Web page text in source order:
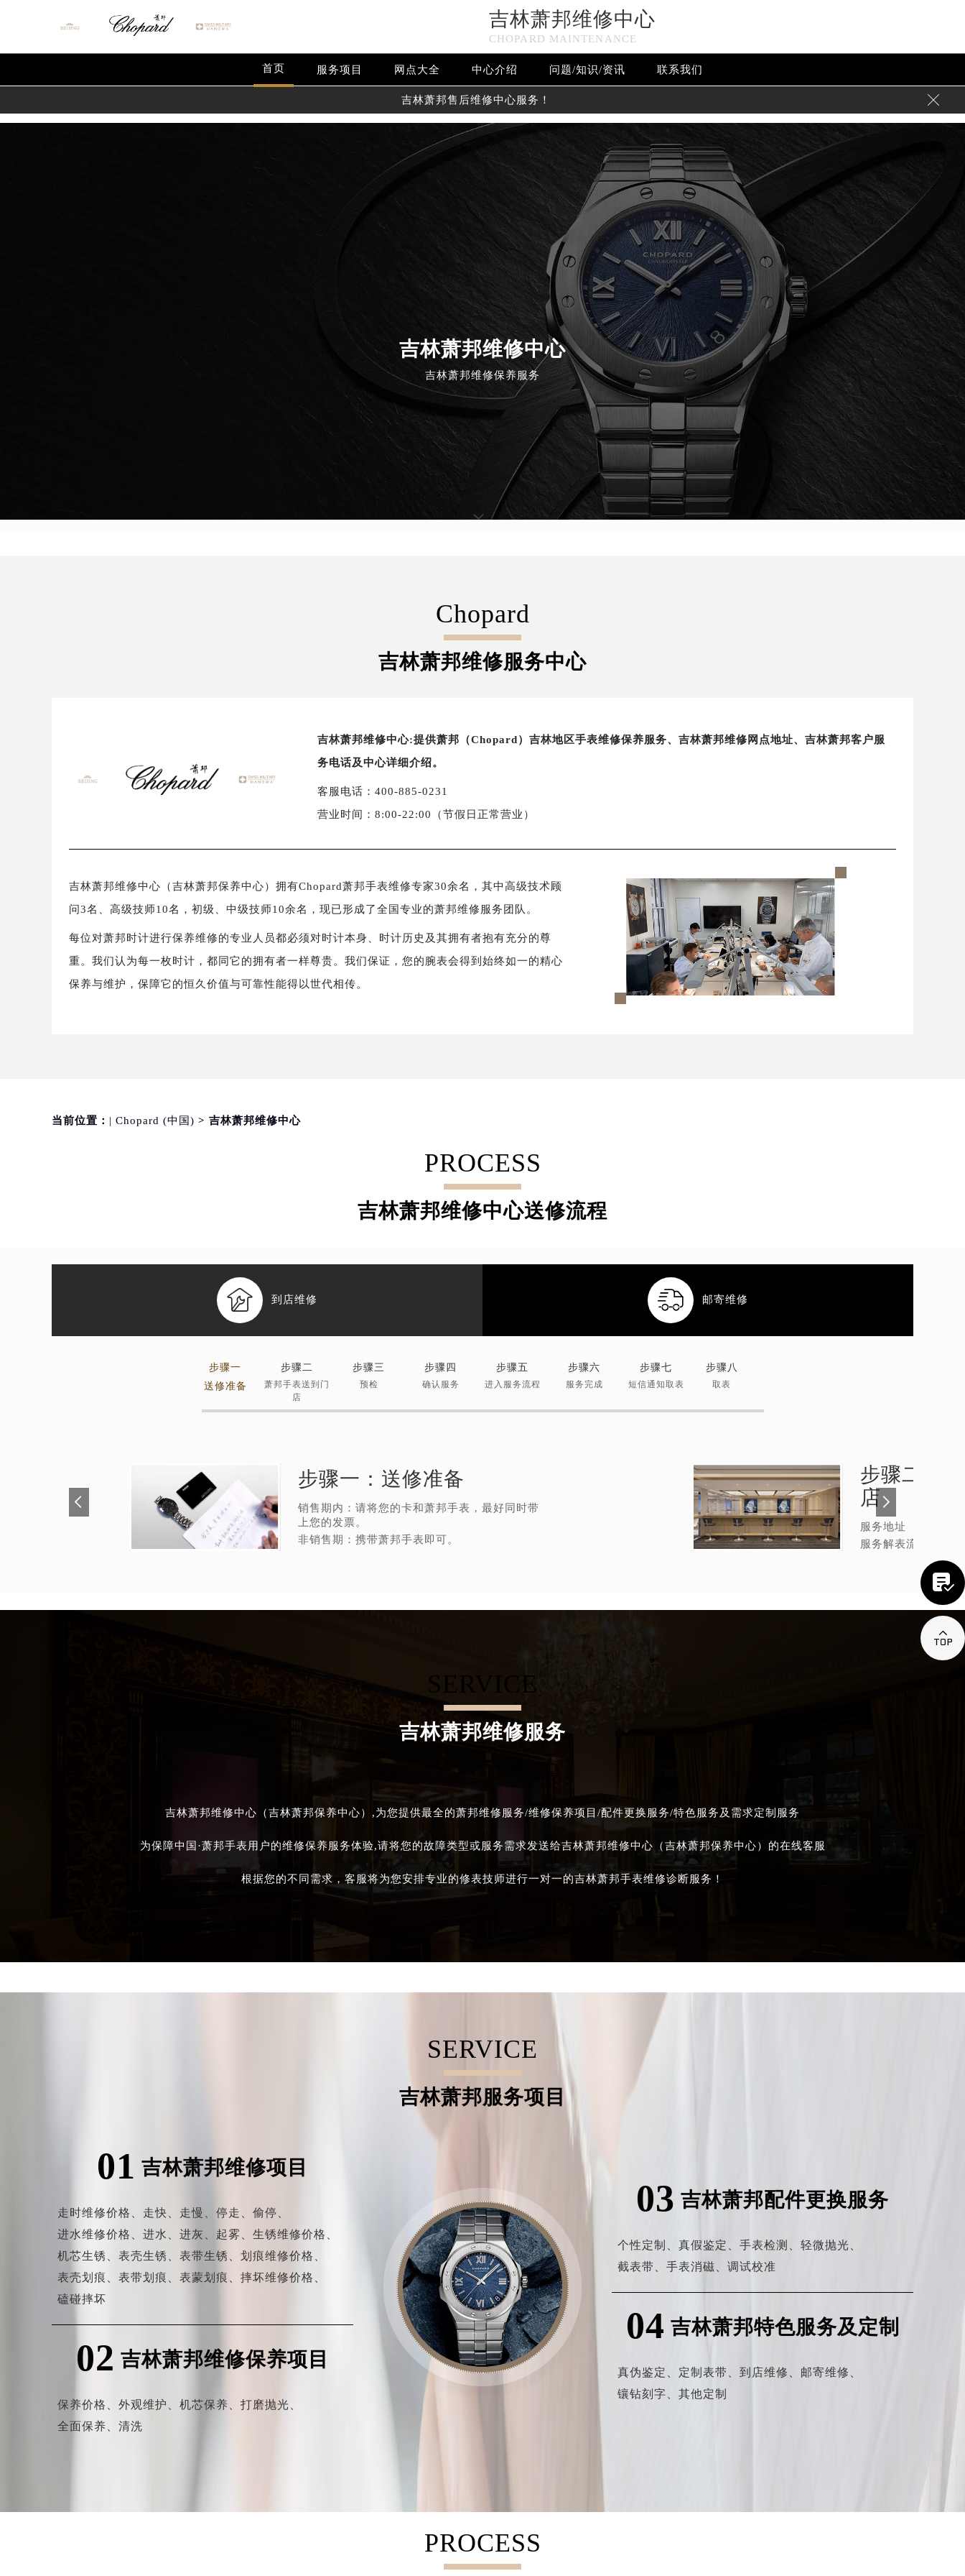
吉林萧邦维修中心
CHOPARD MAINTENANCE
首页 服务项目 网点大全 中心介绍 问题/知识/资讯 联系我们
吉林萧邦售后维修中心服务！ 
吉林萧邦维修中心
吉林萧邦维修保养服务
Chopard
吉林萧邦维修服务中心
吉林萧邦维修中心:提供萧邦（Chopard）吉林地区手表维修保养服务、吉林萧邦维修网点地址、吉林萧邦客户服
务电话及中心详细介绍。
客服电话：400-885-0231
营业时间：8:00-22:00（节假日正常营业）
吉林萧邦维修中心（吉林萧邦保养中心）拥有Chopard萧邦手表维修专家30余名，其中高级技术顾
问3名、高级技师10名，初级、中级技师10余名，现已形成了全国专业的萧邦维修服务团队。
每位对萧邦时计进行保养维修的专业人员都必须对时计本身、时计历史及其拥有者抱有充分的尊
重。我们认为每一枚时计，都同它的拥有者一样尊贵。我们保证，您的腕表会得到始终如一的精心
保养与维护，保障它的恒久价值与可靠性能得以世代相传。
当前位置： | Chopard (中国) > 吉林萧邦维修中心
PROCESS
吉林萧邦维修中心送修流程
 到店维修  邮寄维修
步骤一
送修准备
步骤二
萧邦手表送到门
店
步骤三
预检
步骤四
确认服务
步骤五
进入服务流程
步骤六
服务完成
步骤七
短信通知取表
步骤八
取表
步骤一： 送修准备
销售期内：请将您的卡和萧邦手表，最好同时带
上您的发票。
非销售期：携带萧邦手表即可。
步骤二：
店
服务地址
服务解表流程
SERVICE
吉林萧邦维修服务
吉林萧邦维修中心（吉林萧邦保养中心）,为您提供最全的萧邦维修服务/维修保养项目/配件更换服务/特色服务及需求定制服务
为保障中国·萧邦手表用户的维修保养服务体验,请将您的故障类型或服务需求发送给吉林萧邦维修中心（吉林萧邦保养中心）的在线客服
根据您的不同需求，客服将为您安排专业的修表技师进行一对一的吉林萧邦手表维修诊断服务！
SERVICE
吉林萧邦服务项目
01 吉林萧邦维修项目
走时维修价格、 走快、 走慢、停走、偷停、
进水维修价格、进水、进灰、 起雾、生锈维修价格、
机芯生锈、表壳生锈、表带生锈、划痕维修价格、
表壳划痕、表带划痕、表蒙划痕、摔坏维修价格、
磕碰摔坏
02 吉林萧邦维修保养项目
保养价格、外观维护、机芯保养、打磨抛光、
全面保养、清洗
03 吉林萧邦配件更换服务
个性定制、真假鉴定、手表检测、轻微抛光、
截表带、手表消磁、调试校准
04 吉林萧邦特色服务及定制
真伪鉴定、 定制表带、到店维修、 邮寄维修、
镶钻刻字、其他定制
PROCESS

